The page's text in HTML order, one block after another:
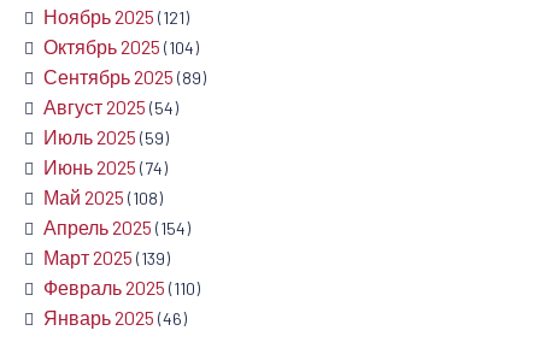
Ноябрь 2025 (121)
Октябрь 2025 (104)
Сентябрь 2025 (89)
Август 2025 (54)
Июль 2025 (59)
Июнь 2025 (74)
Май 2025 (108)
Апрель 2025 (154)
Март 2025 (139)
Февраль 2025 (110)
Январь 2025 (46)